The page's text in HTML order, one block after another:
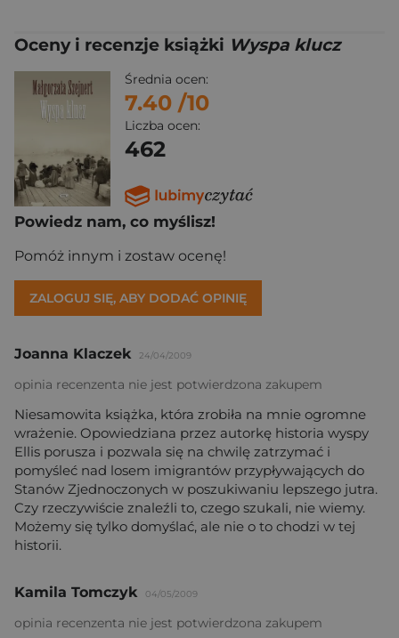
Oceny i recenzje książki Wyspa klucz
Średnia ocen:
7.40 /10
Liczba ocen:
462
Powiedz nam, co myślisz!
Pomóż innym i zostaw ocenę!
ZALOGUJ SIĘ, ABY DODAĆ OPINIĘ
Joanna Klaczek 24/04/2009
opinia recenzenta nie jest potwierdzona zakupem
Niesamowita książka, która zrobiła na mnie ogromne
wrażenie. Opowiedziana przez autorkę historia wyspy
Ellis porusza i pozwala się na chwilę zatrzymać i
pomyśleć nad losem imigrantów przypływających do
Stanów Zjednoczonych w poszukiwaniu lepszego jutra.
Czy rzeczywiście znaleźli to, czego szukali, nie wiemy.
Możemy się tylko domyślać, ale nie o to chodzi w tej
historii.
Kamila Tomczyk 04/05/2009
opinia recenzenta nie jest potwierdzona zakupem